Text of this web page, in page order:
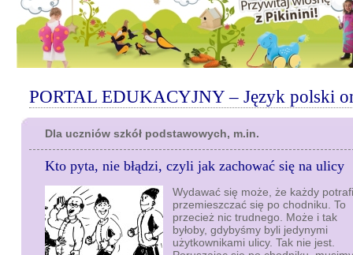
PORTAL EDUKACYJNY – Język polski
Dla uczniów szkół podstawowych, m.in.
Kto pyta, nie błądzi, czyli jak zachować się na ulicy
Wydawać się może, że każdy potrafi
przemieszczać się po chodniku. To
przecież nic trudnego. Może i tak
byłoby, gdybyśmy byli jedynymi
użytkownikami ulicy. Tak nie jest.